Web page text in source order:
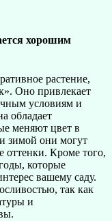
хорошим
растение,
Оно привлекает
условиям и
обладает
меняют цвет в
зимой они могут
оттенки. Кроме того,
которые
вашему саду.
так как
и